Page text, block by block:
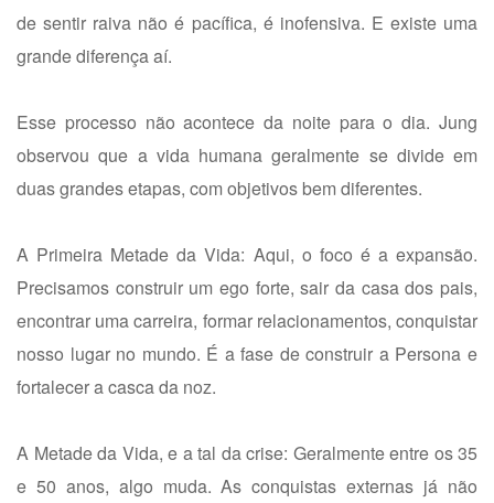
de sentir raiva não é pacífica, é inofensiva. E existe uma
grande diferença aí.
Esse processo não acontece da noite para o dia. Jung
observou que a vida humana geralmente se divide em
duas grandes etapas, com objetivos bem diferentes.
A Primeira Metade da Vida: Aqui, o foco é a expansão.
Precisamos construir um ego forte, sair da casa dos pais,
encontrar uma carreira, formar relacionamentos, conquistar
nosso lugar no mundo. É a fase de construir a Persona e
fortalecer a casca da noz.
A Metade da Vida, e a tal da crise: Geralmente entre os 35
e 50 anos, algo muda. As conquistas externas já não